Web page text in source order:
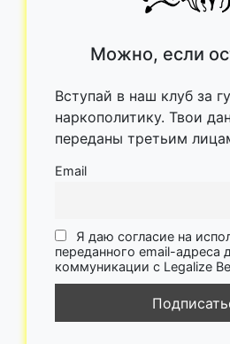
Можно, если
Вступай в наш клуб за
наркополитику. Твои
переданы третьим
Email
Я даю согласие на
переданного email-адреса
коммуникации с Legalize